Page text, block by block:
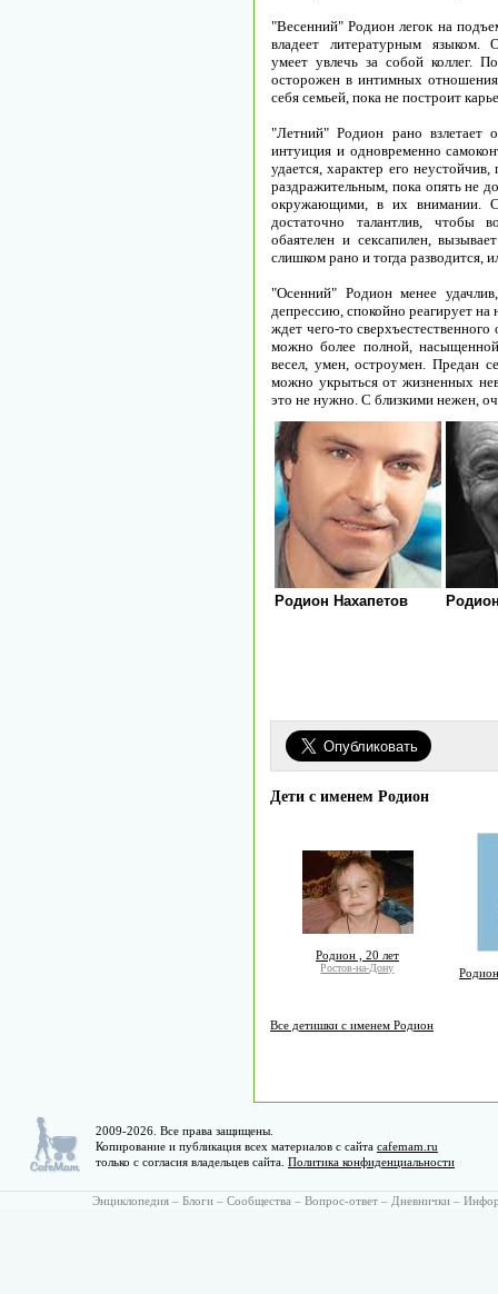
"Весенний" Родион легок на
владеет литературным языком.
умеет увлечь за собой коллег.
осторожен в интимных
себя семьей, пока не построит
"Летний" Родион рано взлетает
интуиция и одновременно
удается, характер его
раздражительным, пока опять не
окружающими, в их внимании.
достаточно талантлив, чтобы
обаятелен и сексапилен,
слишком рано и тогда разводится,
"Осенний" Родион менее
депрессию, спокойно реагирует
ждет чего-то
можно более полной,
весел, умен, остроумен. Предан
можно укрыться от жизненных
это не нужно. С близкими нежен,
Родион Нахапетов
Дети с именем Родион
Родион , 20 лет
Ростов-на-Дону
Все детишки с именем Родион
2009-2026. Все права защищены.
Копирование и публикация всех материалов с сайта cafemam.ru
только с согласия владельцев сайта. Политика конфиденциальности
Энциклопедия – Блоги – Сообщества – Вопрос-ответ – Дневнички –